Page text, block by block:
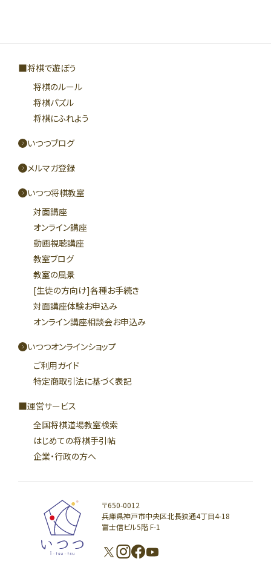
〒650-0012
兵庫県神戸市中央区北長狭通4丁目4-18
富士信ビル5階 F-1
将棋で遊ぼう
将棋のルール
将棋パズル
将棋にふれよう
いつつブログ
メルマガ登録
いつつ将棋教室
対面講座
オンライン講座
動画視聴講座
教室ブログ
教室の風景
[生徒の方向け]各種お手続き
対面講座体験お申込み
オンライン講座相談会お申込み
いつつオンラインショップ
ご利用ガイド
特定商取引法に基づく表記
運営サービス
全国将棋道場教室検索
はじめての将棋手引帖
企業・行政の方へ